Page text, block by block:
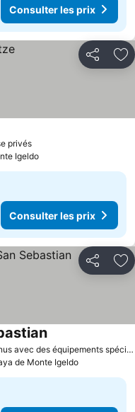
Consulter les prix
Partager
privés
Igeldo
Consulter les prix
Partager
Animaux de compagnie bienvenus avec des équipements spéciaux
de Monte Igeldo